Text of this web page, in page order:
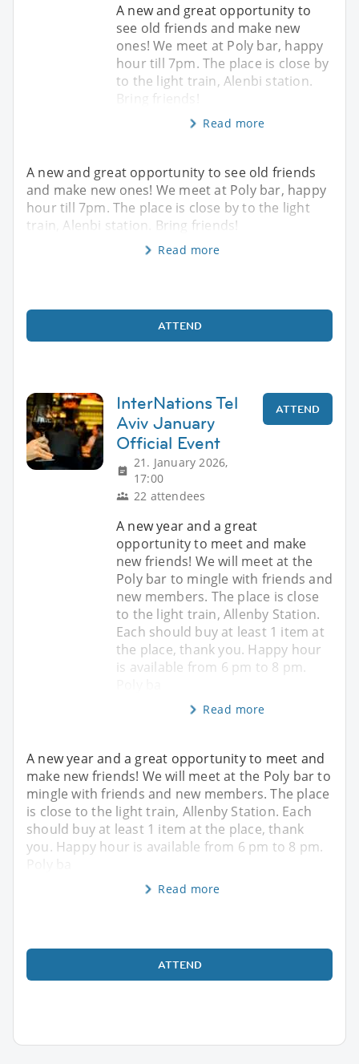
A new and great opportunity to
see old friends and make new
ones! We meet at Poly bar, happy
hour till 7pm. The place is close by
to the light train, Alenbi station.
Bring friends!
Read more
A new and great opportunity to see old friends
and make new ones! We meet at Poly bar, happy
hour till 7pm. The place is close by to the light
train, Alenbi station. Bring friends!
Read more
ATTEND
InterNations Tel
Aviv January
Official Event
21. January 2026,
17:00
22 attendees
ATTEND
A new year and a great
opportunity to meet and make
new friends! We will meet at the
Poly bar to mingle with friends and
new members. The place is close
to the light train, Allenby Station.
Each should buy at least 1 item at
the place, thank you. Happy hour
is available from 6 pm to 8 pm.
Read more
A new year and a great opportunity to meet and
make new friends! We will meet at the Poly bar to
mingle with friends and new members. The place
is close to the light train, Allenby Station. Each
should buy at least 1 item at the place, thank
you. Happy hour is available from 6 pm to 8 pm.
Poly ba
Read more
ATTEND